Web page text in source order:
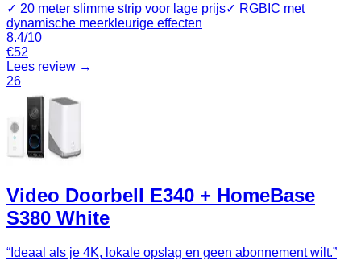
✓ 20 meter slimme strip voor lage prijs✓ RGBIC met
dynamische meerkleurige effecten
8.4/10
€52
Lees review →
26
Video Doorbell E340 + HomeBase
S380 White
“ Ideaal als je 4K, lokale opslag en geen abonnement wilt.”